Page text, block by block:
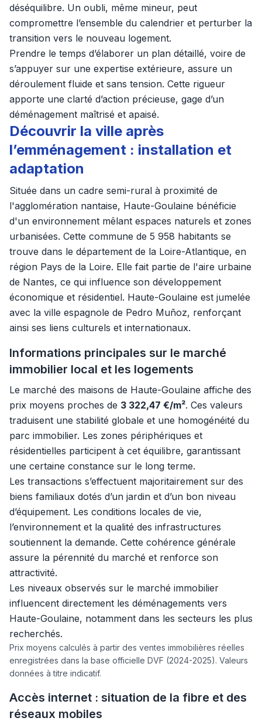
déséquilibre. Un oubli, même mineur, peut
compromettre l’ensemble du calendrier et perturber la
transition vers le nouveau logement.
Prendre le temps d’élaborer un plan détaillé, voire de
s’appuyer sur une expertise extérieure, assure un
déroulement fluide et sans tension. Cette rigueur
apporte une clarté d’action précieuse, gage d’un
déménagement maîtrisé et apaisé.
Découvrir la ville après
l’emménagement : installation et
adaptation
Située dans un cadre semi-rural à proximité de
l'agglomération nantaise, Haute-Goulaine bénéficie
d'un environnement mêlant espaces naturels et zones
urbanisées. Cette commune de 5 958 habitants se
trouve dans le département de la Loire-Atlantique, en
région Pays de la Loire. Elle fait partie de l'aire urbaine
de Nantes, ce qui influence son développement
économique et résidentiel. Haute-Goulaine est jumelée
avec la ville espagnole de Pedro Muñoz, renforçant
ainsi ses liens culturels et internationaux.
Informations principales sur le marché
immobilier local et les logements
Le marché des maisons de Haute-Goulaine affiche des
prix moyens proches de 3 322,47 €/m². Ces valeurs
traduisent une stabilité globale et une homogénéité du
parc immobilier. Les zones périphériques et
résidentielles participent à cet équilibre, garantissant
une certaine constance sur le long terme.
Les transactions s’effectuent majoritairement sur des
biens familiaux dotés d’un jardin et d’un bon niveau
d’équipement. Les conditions locales de vie,
l’environnement et la qualité des infrastructures
soutiennent la demande. Cette cohérence générale
assure la pérennité du marché et renforce son
attractivité.
Les niveaux observés sur le marché immobilier
influencent directement les déménagements vers
Haute-Goulaine, notamment dans les secteurs les plus
recherchés.
Prix moyens calculés à partir des ventes immobilières réelles
enregistrées dans la base officielle DVF (2024-2025). Valeurs
données à titre indicatif.
Accès internet : situation de la fibre et des
réseaux mobiles